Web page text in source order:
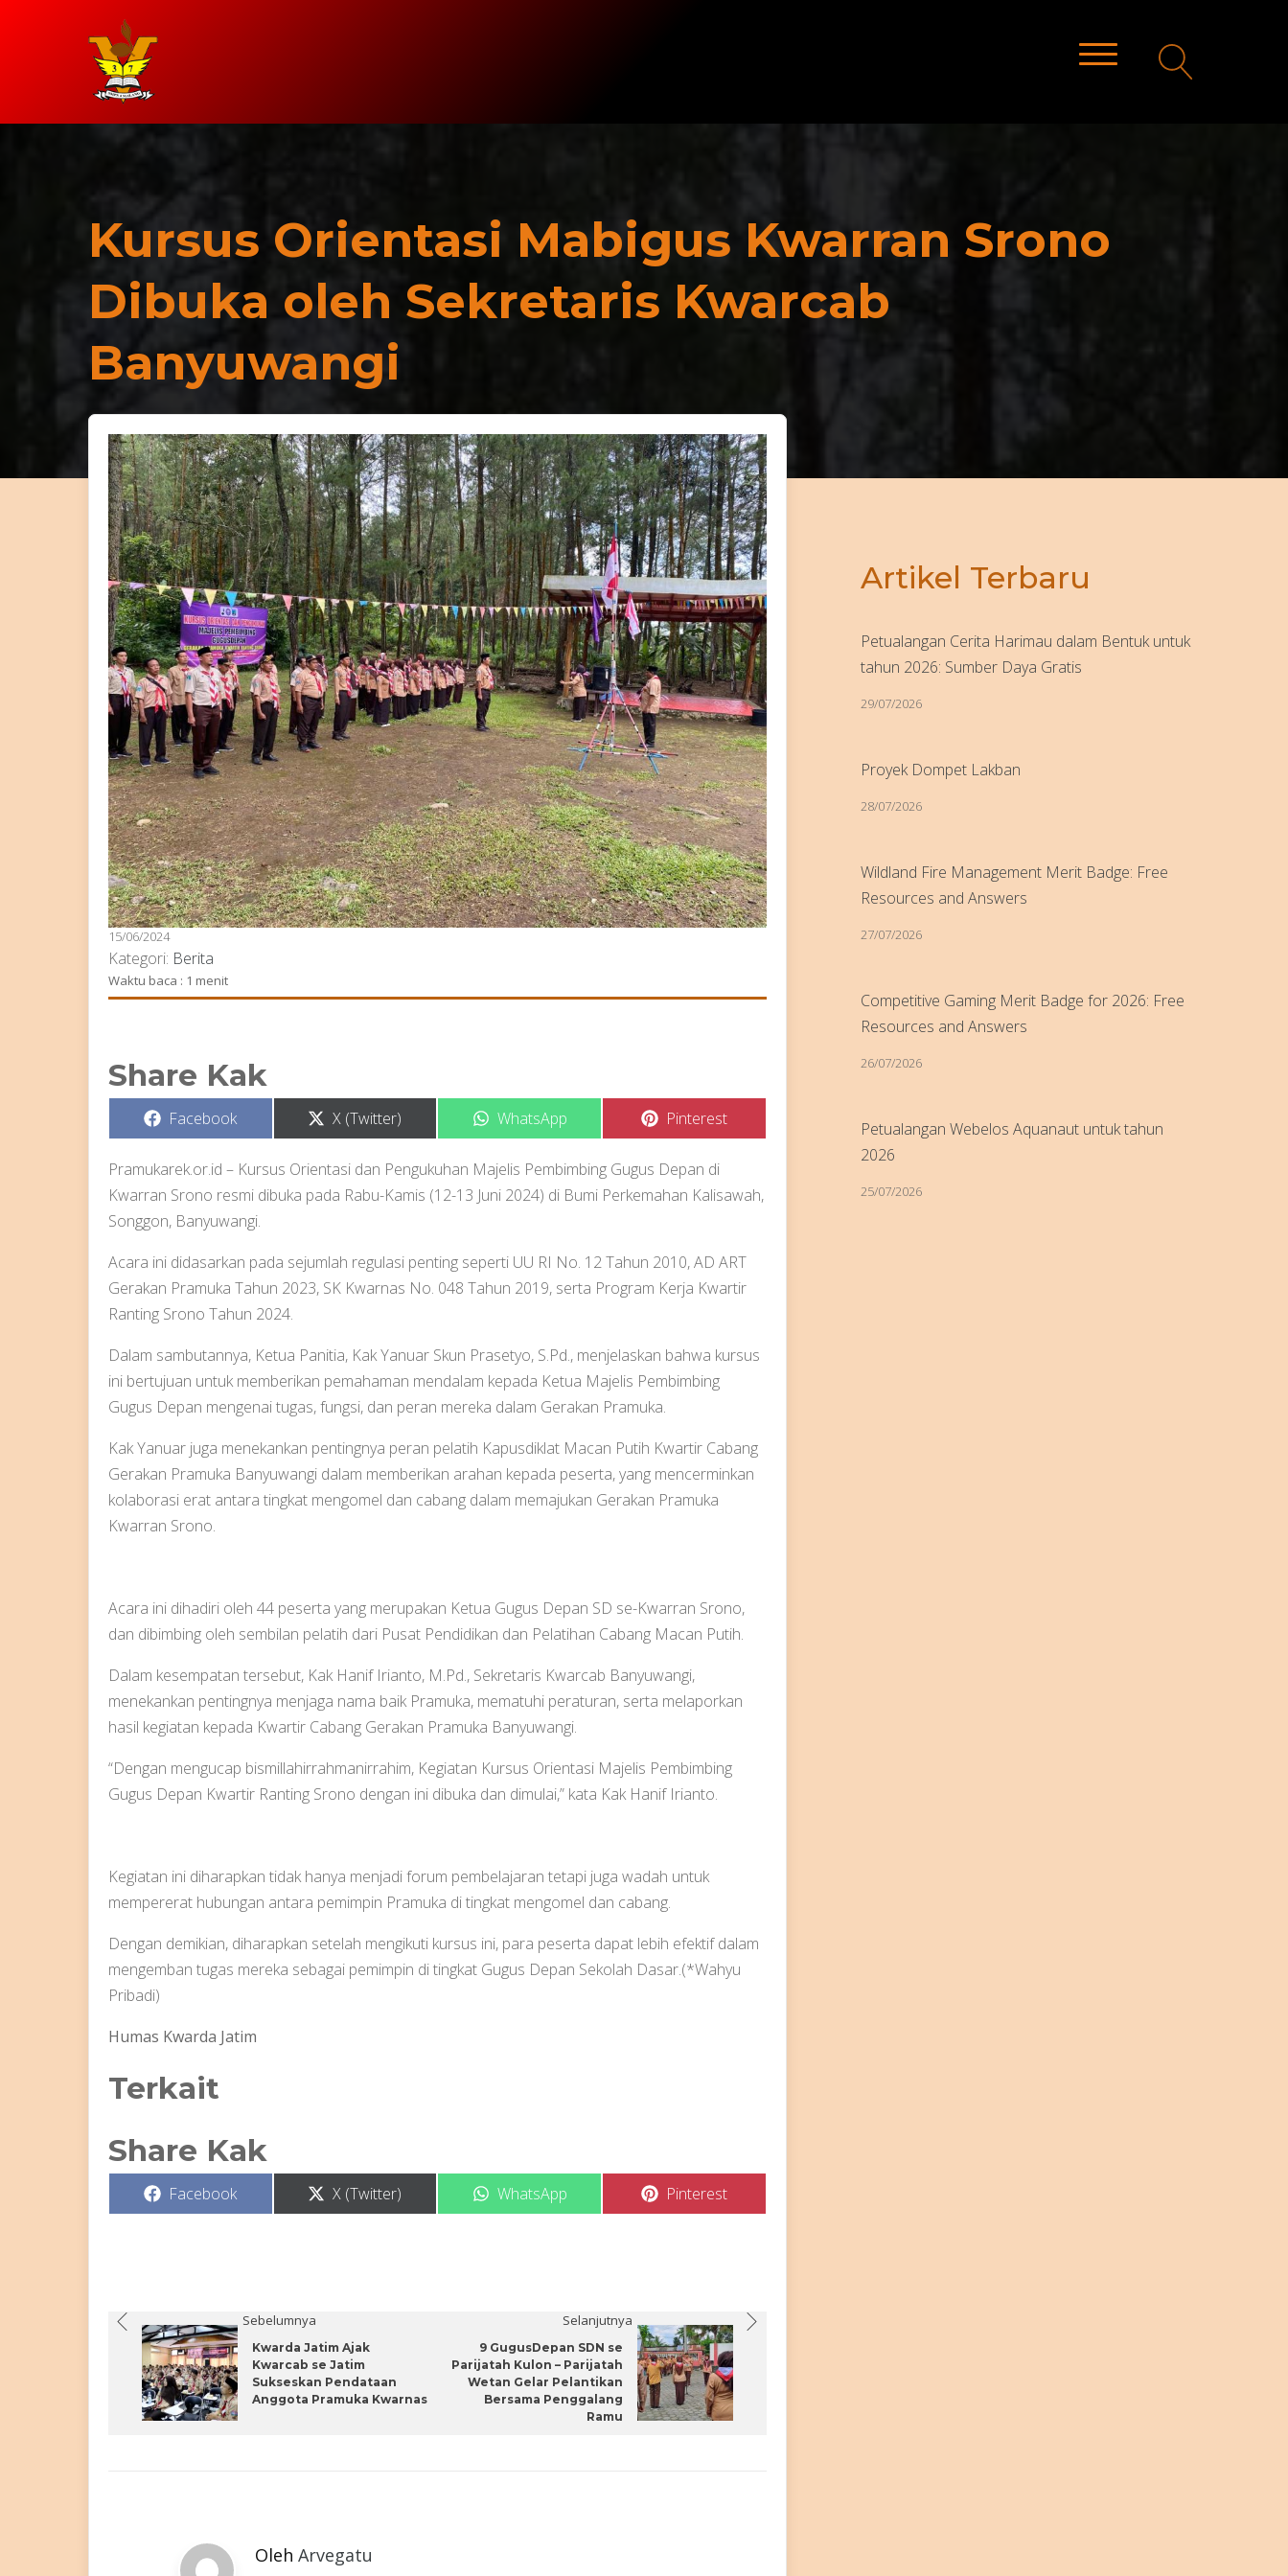
Kursus Orientasi Mabigus Kwarran Srono
Dibuka oleh Sekretaris Kwarcab
Banyuwangi
15/06/2024
Kategori: Berita
Waktu baca : 1 menit
Share Kak
Share
Facebook Share
on
X (Twitter) Share
WhatsApp Share
Pinterest
Pramukarek.or.id – Kursus Orientasi dan Pengukuhan Majelis Pembimbing Gugus Depan di
Kwarran Srono resmi dibuka pada Rabu-Kamis (12-13 Juni 2024) di Bumi Perkemahan Kalisawah,
Songgon, Banyuwangi.
Acara ini didasarkan pada sejumlah regulasi penting seperti UU RI No. 12 Tahun 2010, AD ART
Gerakan Pramuka Tahun 2023, SK Kwarnas No. 048 Tahun 2019, serta Program Kerja Kwartir
Ranting Srono Tahun 2024.
Dalam sambutannya, Ketua Panitia, Kak Yanuar Skun Prasetyo, S.Pd., menjelaskan bahwa kursus
ini bertujuan untuk memberikan pemahaman mendalam kepada Ketua Majelis Pembimbing
Gugus Depan mengenai tugas, fungsi, dan peran mereka dalam Gerakan Pramuka.
Kak Yanuar juga menekankan pentingnya peran pelatih Kapusdiklat Macan Putih Kwartir Cabang
Gerakan Pramuka Banyuwangi dalam memberikan arahan kepada peserta, yang mencerminkan
kolaborasi erat antara tingkat mengomel dan cabang dalam memajukan Gerakan Pramuka
Kwarran Srono.
Acara ini dihadiri oleh 44 peserta yang merupakan Ketua Gugus Depan SD se-Kwarran Srono,
dan dibimbing oleh sembilan pelatih dari Pusat Pendidikan dan Pelatihan Cabang Macan Putih.
Dalam kesempatan tersebut, Kak Hanif Irianto, M.Pd., Sekretaris Kwarcab Banyuwangi,
menekankan pentingnya menjaga nama baik Pramuka, mematuhi peraturan, serta melaporkan
hasil kegiatan kepada Kwartir Cabang Gerakan Pramuka Banyuwangi.
“Dengan mengucap bismillahirrahmanirrahim, Kegiatan Kursus Orientasi Majelis Pembimbing
Gugus Depan Kwartir Ranting Srono dengan ini dibuka dan dimulai,” kata Kak Hanif Irianto.
Kegiatan ini diharapkan tidak hanya menjadi forum pembelajaran tetapi juga wadah untuk
mempererat hubungan antara pemimpin Pramuka di tingkat mengomel dan cabang.
Dengan demikian, diharapkan setelah mengikuti kursus ini, para peserta dapat lebih efektif dalam
mengemban tugas mereka sebagai pemimpin di tingkat Gugus Depan Sekolah Dasar.(*Wahyu
Pribadi)
Humas Kwarda Jatim
Terkait
Share Kak
Share
Facebook Share
on
X (Twitter) Share
WhatsApp Share
Pinterest
Sebelumnya
Kwarda Jatim Ajak
Kwarcab se Jatim
Sukseskan Pendataan
Anggota Pramuka Kwarnas
Selanjutnya
9 GugusDepan SDN se
Parijatah Kulon – Parijatah
Wetan Gelar Pelantikan
Bersama Penggalang
Ramu
Oleh Arvegatu
Artikel Terbaru
Petualangan Cerita Harimau dalam Bentuk untuk
tahun 2026: Sumber Daya Gratis
29/07/2026
Proyek Dompet Lakban
28/07/2026
Wildland Fire Management Merit Badge: Free
Resources and Answers
27/07/2026
Competitive Gaming Merit Badge for 2026: Free
Resources and Answers
26/07/2026
Petualangan Webelos Aquanaut untuk tahun
2026
25/07/2026